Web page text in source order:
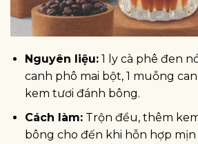
Nguyên liệu:1 ly cà phê đen
canh phô mai bột, 1 muỗng
kem tươi đánh bông.
Cách làm:Trộn đều, thêm
bông cho đến khi hỗn hợp mịn